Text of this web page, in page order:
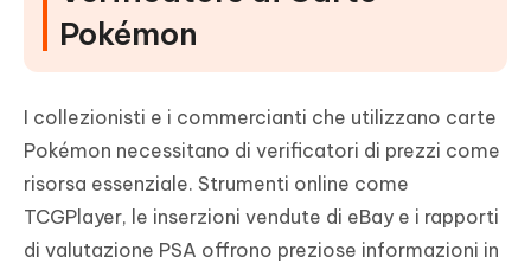
Pokémon
I collezionisti e i commercianti che utilizzano carte
Pokémon necessitano di verificatori di prezzi come
risorsa essenziale. Strumenti online come
TCGPlayer, le inserzioni vendute di eBay e i rapporti
di valutazione PSA offrono preziose informazioni in